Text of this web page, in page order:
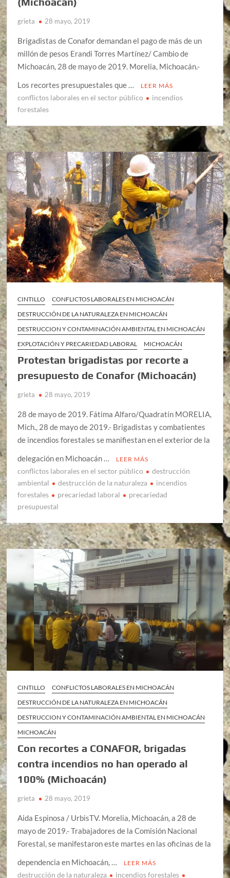
grieta 28 mayo, 2019
Brigadistas de Conafor demandan el pago de más de un
millón de pesos Erandi Torres Martínez/ Cambio de
Michoacán, 28 de mayo de 2019. Morelia, Michoacán.-
Los recortes presupuestales que …
LEER MÁS
conflictos laborales en el sector público
incendios
forestales
CINTILLO
CONFLICTOS LABORALES EN MICHOACÁN
DESTRUCCIÓN DE LA NATURALEZA EN MICHOACÁN
DESTRUCCION Y CONTAMINACIÓN AMBIENTAL EN MICHOACÁN
EXPLOTACIÓN Y PRECARIEDAD LABORAL
MICHOACÁN
Protestan brigadistas por recorte a
presupuesto de Conafor (Michoacán)
grieta 28 mayo, 2019
28 de mayo de 2019. Fátima Alfaro/Quadratín MORELIA,
Mich., 28 de mayo de 2019.- Brigadistas y combatientes
de incendios forestales se manifiestan en el exterior de la
delegación en Michoacán …
LEER MÁS
conflictos laborales en el sector público
destrucción
ambiental
destrucción de la naturaleza
incendios
forestales
precariedad laboral
precariedad
presupuestal
CINTILLO
CONFLICTOS LABORALES EN MICHOACÁN
DESTRUCCIÓN DE LA NATURALEZA EN MICHOACÁN
DESTRUCCION Y CONTAMINACIÓN AMBIENTAL EN MICHOACÁN
MICHOACÁN
Con recortes a CONAFOR, brigadas
contra incendios no han operado al
100% (Michoacán)
grieta 28 mayo, 2019
Aida Espinosa / UrbisTV. Morelia, Michoacán, a 28 de
mayo de 2019.- Trabajadores de la Comisión Nacional
Forestal, se manifestaron este martes en las oficinas de la
dependencia en Michoacán, …
LEER MÁS
destrucción de la naturaleza incendios forestales